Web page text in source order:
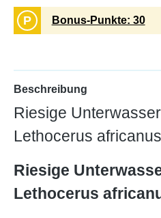
P Bonus-Punkte: 30
Beschreibung
Riesige
Lethocerus africanus
Riesige
Lethocerus